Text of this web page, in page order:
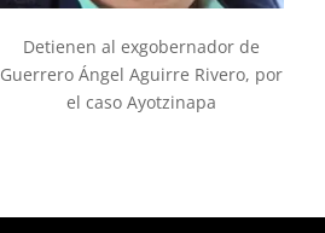
Detienen al exgobernador de
Guerrero Ángel Aguirre Rivero, por
el caso Ayotzinapa